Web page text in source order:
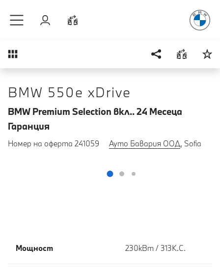
Вход
Преглед
BMW 550e xDrive
BMW Premium Selection вкл.. 24 Mесеца
Гаранция
Номер на оферта 241059 Ауто Бавария ООД, Sofia
Мощност 230кВт / 313К.С.